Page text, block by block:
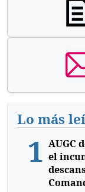
Lo más
1 AUGC
el